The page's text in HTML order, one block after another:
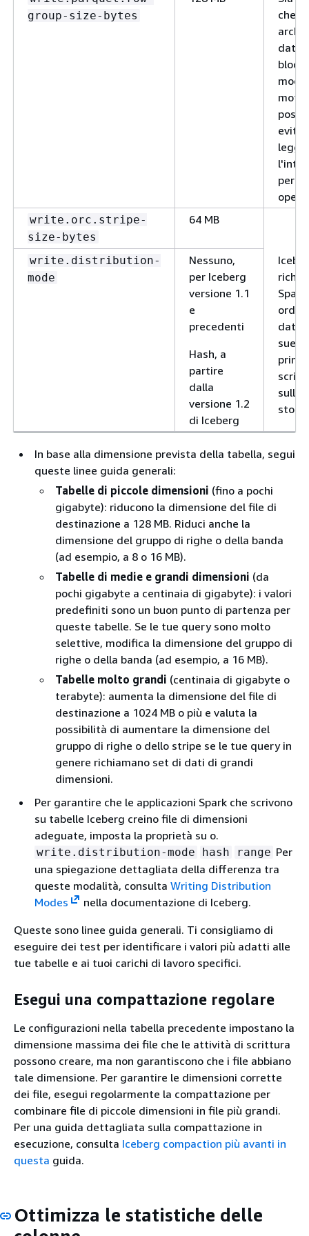
group-size-bytes
che
dati
per
write.orc.stripe-
size-bytes
64 MB
write.distribution-
mode
Nessuno,
per Iceberg
versione 1.1
e
precedenti
Hash, a
partire
dalla
versione 1.2
di Iceberg
dati
sue
sullo
In base alla dimensione prevista della tabella, segui
queste linee guida generali:
Tabelle di piccole dimensioni (fino a pochi
gigabyte): riducono la dimensione del file di
destinazione a 128 MB. Riduci anche la
dimensione del gruppo di righe o della banda
(ad esempio, a 8 o 16 MB).
Tabelle di medie e grandi dimensioni (da
pochi gigabyte a centinaia di gigabyte): i valori
predefiniti sono un buon punto di partenza per
queste tabelle. Se le tue query sono molto
selettive, modifica la dimensione del gruppo di
righe o della banda (ad esempio, a 16 MB).
Tabelle molto grandi (centinaia di gigabyte o
terabyte): aumenta la dimensione del file di
destinazione a 1024 MB o più e valuta la
possibilità di aumentare la dimensione del
gruppo di righe o dello stripe se le tue query in
genere richiamano set di dati di grandi
dimensioni.
Per garantire che le applicazioni Spark che scrivono
su tabelle Iceberg creino file di dimensioni
adeguate, imposta la proprietà su o.
write.distribution-mode hash range Per
una spiegazione dettagliata della differenza tra
queste modalità, consulta Writing Distribution
Modes
nella documentazione di Iceberg.
Queste sono linee guida generali. Ti consigliamo di
eseguire dei test per identificare i valori più adatti alle
tue tabelle e ai tuoi carichi di lavoro specifici.
Esegui una compattazione regolare
Le configurazioni nella tabella precedente impostano la
dimensione massima dei file che le attività di scrittura
possono creare, ma non garantiscono che i file abbiano
tale dimensione. Per garantire le dimensioni corrette
dei file, esegui regolarmente la compattazione per
combinare file di piccole dimensioni in file più grandi.
Per una guida dettagliata sulla compattazione in
esecuzione, consulta Iceberg compaction più avanti in
questa guida.
Ottimizza le statistiche delle